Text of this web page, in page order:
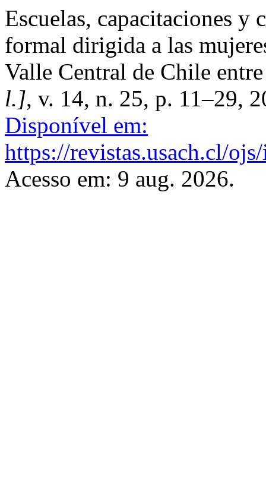
Escuelas, capacitaciones
formal dirigida a las
Valle Central de Chile
l.], v. 14, n. 25, p. 11–29,
Disponível em:
https://revistas.usach.cl/
Acesso em: 9 aug. 2026.